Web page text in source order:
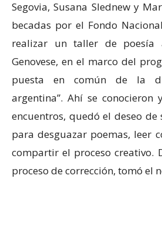
Segovia, Susana Slednew y
becadas por el Fondo
realizar un taller de poesía
Genovese, en el marco del
puesta en común de la
argentina”. Ahí se conocieron
encuentros, quedó el deseo
para desguazar poemas, leer
compartir el proceso creativo.
proceso de corrección, tomó el